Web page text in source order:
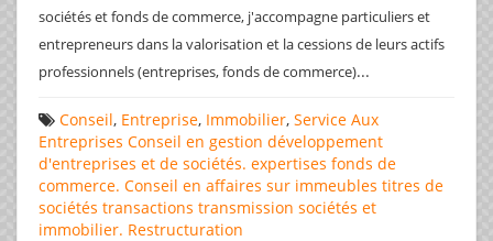
sociétés et fonds de commerce, j'accompagne particuliers et
entrepreneurs dans la valorisation et la cessions de leurs actifs
professionnels (entreprises, fonds de commerce)...
Conseil, Entreprise, Immobilier, Service Aux
Entreprises Conseil en gestion développement
d'entreprises et de sociétés. expertises fonds de
commerce. Conseil en affaires sur immeubles titres de
sociétés transactions transmission sociétés et
immobilier. Restructuration